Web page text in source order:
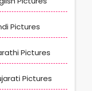
Pictures
Pictures
Pictures